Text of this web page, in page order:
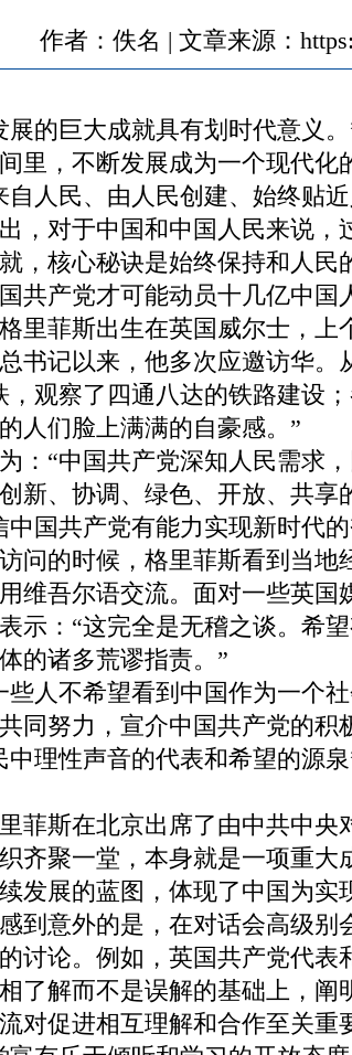
作者：佚名 | 文章来源：
巨大成就具有划时代意义。
里，不断发展成为一个现代
人民、由人民创建、始终贴近
对于中国和中国人民来说，
，核心秘诀是始终保持和人
共产党才可能动员十几亿中
菲斯出生在英国威尔士，上
书记以来，他多次应邀访华
，观察了四通八达的铁路建设
人们脸上满满的自豪感。”
“中国共产党深知人民需求，
新、协调、绿色、开放、共
国共产党有能力实现新时代的
的时候，格里菲斯看到当地
维吾尔语交流。面对一些英国
示：“这完全是无稽之谈。希
的诸多荒谬指责。”
不希望看到中国作为一个社
同努力，宣介中国共产党的
中理性声音的代表和希望的源
斯在北京出席了由中共中央
齐聚一堂，本身就是一项重大
发展的蓝图，体现了中国为实
意外的是，在对话会高级别
讨论。例如，英国共产党代
了解而不是误解的基础上，
对促进相互理解和合作至关重